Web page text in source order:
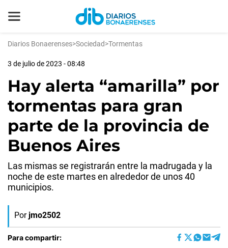
Diarios Bonaerenses>Sociedad>Tormentas
3 de julio de 2023 - 08:48
Hay alerta “amarilla” por
tormentas para gran
parte de la provincia de
Buenos Aires
Las mismas se registrarán entre la madrugada y la
noche de este martes en alrededor de unos 40
municipios.
Por jmo2502
Para compartir: